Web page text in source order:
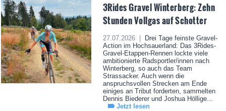
3Rides Gravel Winterberg: Zehn
Stunden Vollgas auf Schotter
27.07.2026 |
Drei Tage feinste Gravel-
Action im Hochsauerland: Das 3Rides-
Gravel-Etappen-Rennen lockte viele
ambitionierte Radsportler/innen nach
Winterberg, so auch das Team
Strassacker. Auch wenn die
anspruchsvollen Strecken am Ende
einiges an Tribut forderten, sammelten
Dennis Biederer und Joshua Höllige...
Jetzt lesen